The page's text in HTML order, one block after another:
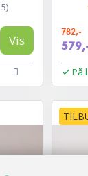
Vis
782,-
På